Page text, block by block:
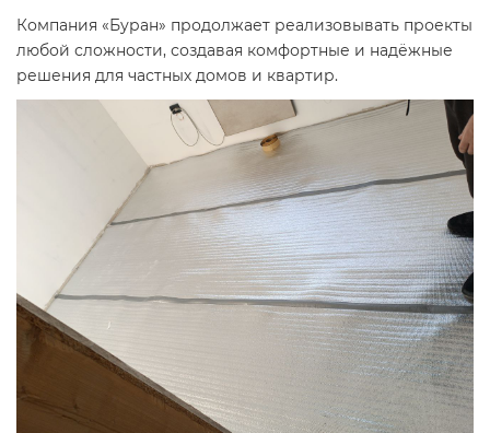
Компания «Буран» продолжает реализовывать проекты
любой сложности, создавая комфортные и надёжные
решения для частных домов и квартир.